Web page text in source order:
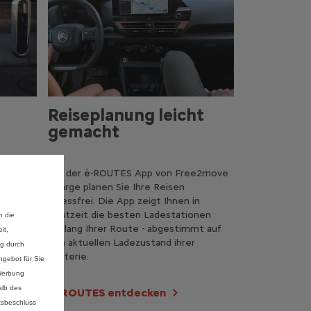
Ihr
Reiseplanung leicht
gemacht
Mit der ë-ROUTES App von Free2move
Charge planen Sie Ihre Reisen
stressfrei. Die App zeigt Ihnen in
Echtzeit die besten Ladestationen
entlang Ihrer Route - abgestimmt auf
den aktuellen Ladezustand ihrer
Batterie.
e-ROUTES entdecken
die
durch
für Sie
des